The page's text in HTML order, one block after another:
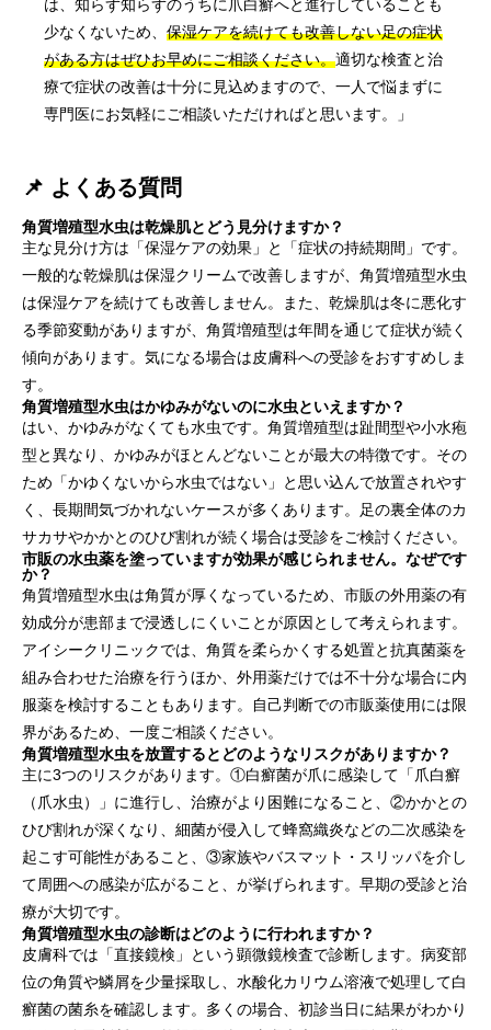
は、知らず知らずのうちに爪白癬へと進行していることも
少なくないため、 保湿ケアを続けても改善しない足の症状
がある方はぜひお早めにご相談ください。適切な検査と治
療で症状の改善は十分に見込めますので、一人で悩まずに
専門医にお気軽にご相談いただければと思います。」
📌 よくある質問
角質増殖型水虫は乾燥肌とどう見分けますか？
主な見分け方は「保湿ケアの効果」と「症状の持続期間」です。
一般的な乾燥肌は保湿クリームで改善しますが、角質増殖型水虫
は保湿ケアを続けても改善しません。また、乾燥肌は冬に悪化す
る季節変動がありますが、角質増殖型は年間を通じて症状が続く
傾向があります。気になる場合は皮膚科への受診をおすすめしま
す。
角質増殖型水虫はかゆみがないのに水虫といえますか？
はい、かゆみがなくても水虫です。角質増殖型は趾間型や小水疱
型と異なり、かゆみがほとんどないことが最大の特徴です。その
ため「かゆくないから水虫ではない」と思い込んで放置されやす
く、長期間気づかれないケースが多くあります。足の裏全体のカ
サカサやかかとのひび割れが続く場合は受診をご検討ください。
市販の水虫薬を塗っていますが効果が感じられません。なぜです
か？
角質増殖型水虫は角質が厚くなっているため、市販の外用薬の有
効成分が患部まで浸透しにくいことが原因として考えられます。
アイシークリニックでは、角質を柔らかくする処置と抗真菌薬を
組み合わせた治療を行うほか、外用薬だけでは不十分な場合に内
服薬を検討することもあります。自己判断での市販薬使用には限
界があるため、一度ご相談ください。
角質増殖型水虫を放置するとどのようなリスクがありますか？
主に3つのリスクがあります。①白癬菌が爪に感染して「爪白癬
（爪水虫）」に進行し、治療がより困難になること、②かかとの
ひび割れが深くなり、細菌が侵入して蜂窩織炎などの二次感染を
起こす可能性があること、③家族やバスマット・スリッパを介し
て周囲への感染が広がること、が挙げられます。早期の受診と治
療が大切です。
角質増殖型水虫の診断はどのように行われますか？
皮膚科では「直接鏡検」という顕微鏡検査で診断します。病変部
位の角質や鱗屑を少量採取し、水酸化カリウム溶液で処理して白
癬菌の菌糸を確認します。多くの場合、初診当日に結果がわかり